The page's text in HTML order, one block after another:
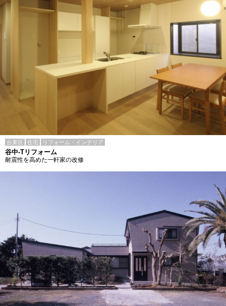
台東区 住宅 リフォーム・インテリア
谷中-Tリフォーム
耐震性を高めた一軒家の改修